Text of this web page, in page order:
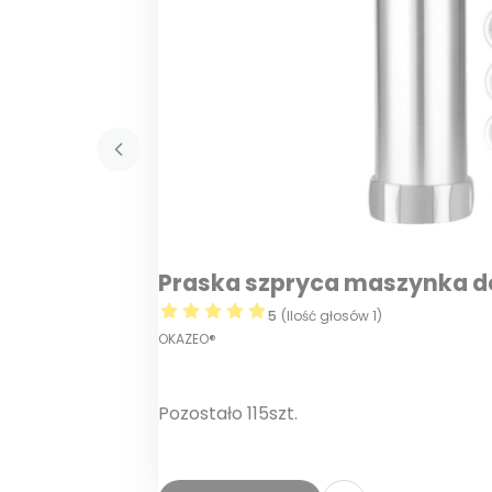
Praska szpryca maszynka
5 (Ilość głosów 1)
OKAZEO®
Pozostało 115szt.